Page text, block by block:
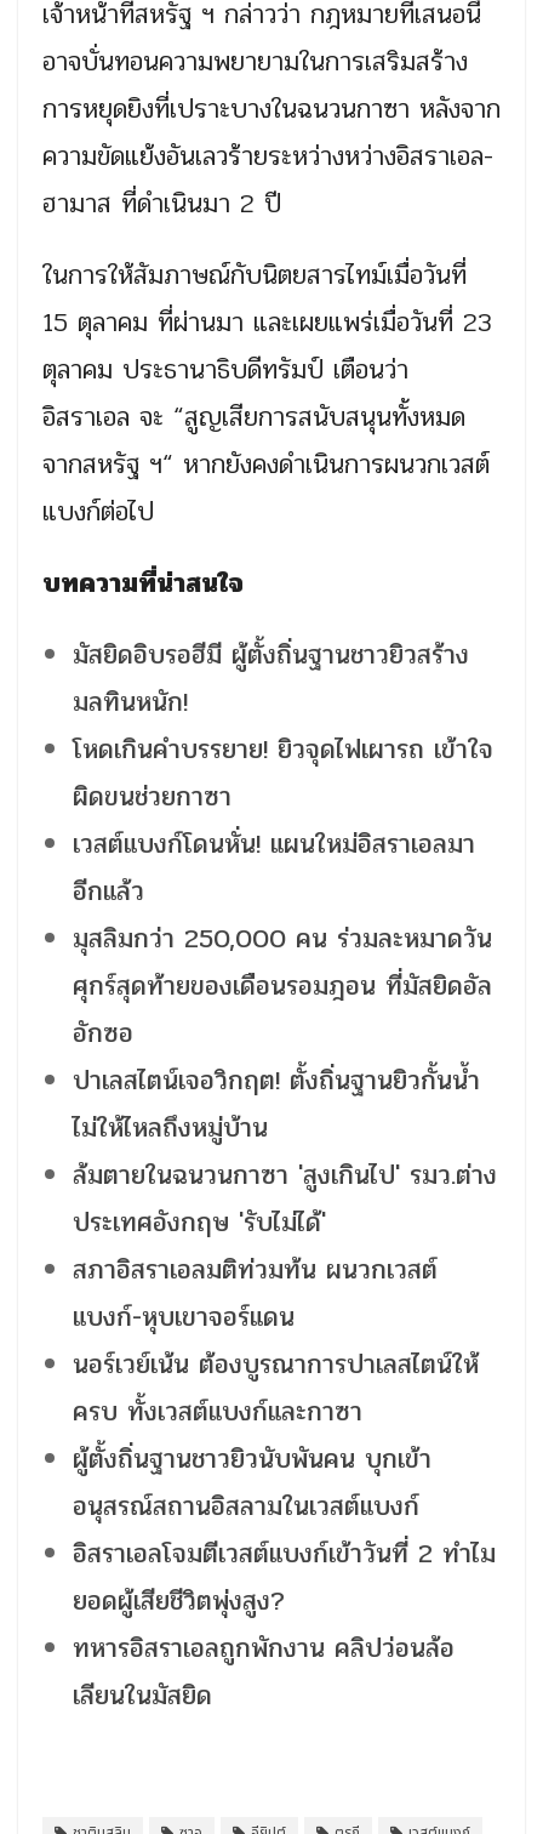
เจ้าหน้าที่สหรัฐ ฯ กล่าวว่า กฎหมายที่เสนอนี้
อาจบั่นทอนความพยายามในการเสริมสร้าง
การหยุดยิงที่เปราะบางในฉนวนกาซา หลังจาก
ความขัดแย้งอันเลวร้ายระหว่างหว่างอิสราเอล-
ฮามาส ที่ดำเนินมา 2 ปี
ในการให้สัมภาษณ์กับนิตยสารไทม์เมื่อวันที่
15 ตุลาคม ที่ผ่านมา และเผยแพร่เมื่อวันที่ 23
ตุลาคม ประธานาธิบดีทรัมป์ เตือนว่า
อิสราเอล จะ “สูญเสียการสนับสนุนทั้งหมด
จากสหรัฐ ฯ“ หากยังคงดำเนินการผนวกเวสต์
แบงก์ต่อไป
บทความที่น่าสนใจ
มัสยิดอิบรอฮีมี ผู้ตั้งถิ่นฐานชาวยิวสร้าง
มลทินหนัก!
โหดเกินคำบรรยาย! ยิวจุดไฟเผารถ เข้าใจ
ผิดขนช่วยกาซา
เวสต์แบงก์โดนหั่น! แผนใหม่อิสราเอลมา
อีกแล้ว
มุสลิมกว่า 250,000 คน ร่วมละหมาดวัน
ศุกร์สุดท้ายของเดือนรอมฎอน ที่มัสยิดอัล
อักซอ
ปาเลสไตน์เจอวิกฤต! ตั้งถิ่นฐานยิวกั้นน้ำ
ไม่ให้ไหลถึงหมู่บ้าน
ล้มตายในฉนวนกาซา 'สูงเกินไป' รมว.ต่าง
ประเทศอังกฤษ 'รับไม่ได้'
สภาอิสราเอลมติท่วมท้น ผนวกเวสต์
แบงก์-หุบเขาจอร์แดน
นอร์เวย์เน้น ต้องบูรณาการปาเลสไตน์ให้
ครบ ทั้งเวสต์แบงก์และกาซา
ผู้ตั้งถิ่นฐานชาวยิวนับพันคน บุกเข้า
อนุสรณ์สถานอิสลามในเวสต์แบงก์
อิสราเอลโจมตีเวสต์แบงก์เข้าวันที่ 2 ทำไม
ยอดผู้เสียชีวิตพุ่งสูง?
ทหารอิสราเอลถูกพักงาน คลิปว่อนล้อ
เลียนในมัสยิด